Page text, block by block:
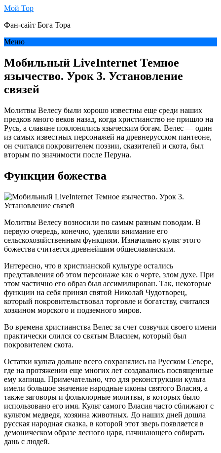
Мой Тор
Фан-сайт Бога Тора
Меню
Мобильный LiveInternet Темное
язычество. Урок 3. Установление
связей
Молитвы Велесу были хорошо известны еще среди наших
предков много веков назад, когда христианство не пришло на
Русь, а славяне поклонялись языческим богам. Велес — один
из самых известных персонажей на древнерусском пантеоне,
он считался покровителем поэзии, сказителей и скота, был
вторым по значимости после Перуна.
Функции божества
Молитвы Велесу возносили по самым разным поводам. В
первую очередь, конечно, уделяли внимание его
сельскохозяйственным функциям. Изначально культ этого
божества считается древнейшим общеславянским.
Интересно, что в христианской культуре остались
представления об этом персонаже как о черте, злом духе. При
этом частично его образ был ассимилирован. Так, некоторые
функции на себя принял святой Николай Чудотворец,
который покровительствовал торговле и богатству, считался
хозяином морского и подземного миров.
Во времена христианства Велес за счет созвучия своего имени
практически слился со святым Власием, который был
покровителем скота.
Остатки культа дольше всего сохранялись на Русском Севере,
где на протяжении еще многих лет создавались посвященные
ему капища. Примечательно, что для реконструкции культа
имели большое значение народные иконы святого Власия, а
также заговоры и фольклорные молитвы, в которых было
использовано его имя. Культ самого Власия часто сближают с
культом медведя, хозяина животных. До наших дней дошла
русская народная сказка, в которой этот зверь появляется в
демоническом образе лесного царя, начинающего собирать
дань с людей.